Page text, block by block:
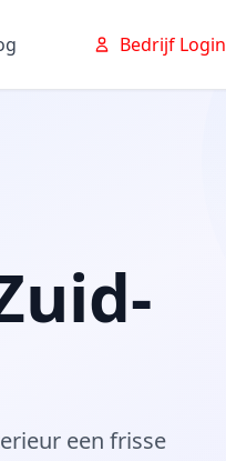
Bedrijf Login
een frisse